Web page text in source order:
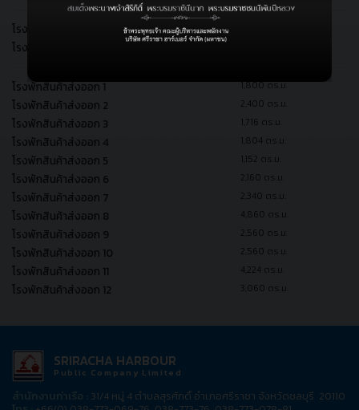
โรงพักสินค้านำเข้า 1
โรงพักสินค้านำเข้า 2
โรงพักสินค้าส่งออก 1 1,800 ตร.ม.
โรงพักสินค้าส่งออก 2 2,400 ตร.ม.
โรงพักสินค้าส่งออก 3 1,716 ตร.ม.
โรงพักสินค้าส่งออก 4 1,804 ตร.ม.
โรงพักสินค้าส่งออก 5 1,152 ตร.ม.
โรงพักสินค้าส่งออก 6 2,160 ตร.ม.
โรงพักสินค้าส่งออก 7 2,340 ตร.ม.
โรงพักสินค้าส่งออก 8 4,860 ตร.ม.
โรงพักสินค้าส่งออก 9 2,560 ตร.ม.
โรงพักสินค้าส่งออก 10 2,560 ตร.ม.
โรงพักสินค้าส่งออก 11 4,224 ตร.ม.
โรงพักสินค้าส่งออก 12 3,060 ตร.ม.
SRIRACHA HARBOUR
Public Company Limited
31/4 หมู่ 4 ตำบลสุรศักดิ์ อำเภอศรีราชา จังหวัดชลบุรี 20110